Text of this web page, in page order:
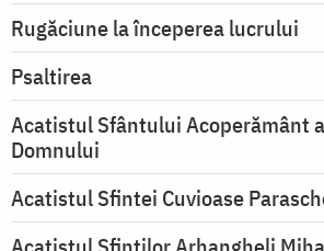
Rugăciune la începerea lucrului
Psaltirea
Acatistul Sfântului Acoperământ
Domnului
Acatistul Sfintei Cuvioase